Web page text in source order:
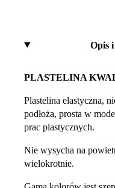
Opis
PLASTELINA
Plastelina elastyczna,
podłoża, prosta w
prac plastycznych.
Nie wysycha na
wielokrotnie.